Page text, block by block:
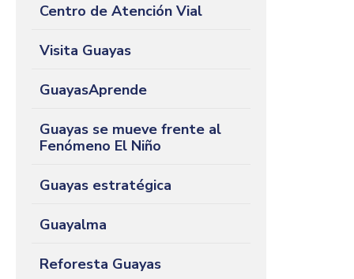
Centro de Atención Vial
Visita Guayas
GuayasAprende
Guayas se mueve frente al
Fenómeno El Niño
Guayas estratégica
Guayalma
Reforesta Guayas